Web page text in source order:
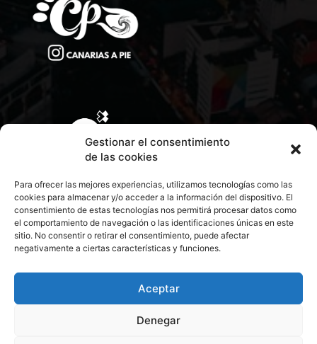
Gestionar el consentimiento
de las cookies
Para ofrecer las mejores experiencias, utilizamos tecnologías como las
cookies para almacenar y/o acceder a la información del dispositivo. El
consentimiento de estas tecnologías nos permitirá procesar datos como
el comportamiento de navegación o las identificaciones únicas en este
sitio. No consentir o retirar el consentimiento, puede afectar
negativamente a ciertas características y funciones.
Aceptar
Denegar
CONTACTA CON NOSOTROS